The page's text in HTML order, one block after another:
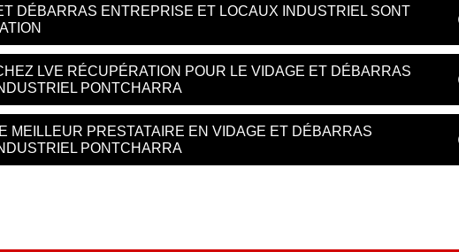
DÉBARRAS ENTREPRISE ET LOCAUX INDUSTRIEL SONT
LVE RÉCUPÉRATION POUR LE VIDAGE ET DÉBARRAS
PONTCHARRA
MEILLEUR PRESTATAIRE EN VIDAGE ET DÉBARRAS
PONTCHARRA